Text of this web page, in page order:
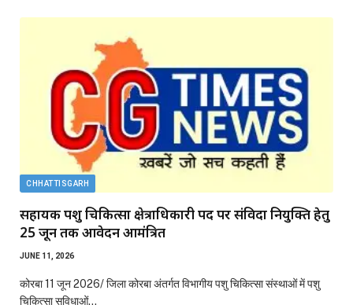
CHHATTISGARH
सहायक पशु चिकित्सा क्षेत्राधिकारी पद पर संविदा नियुक्ति हेतु
25 जून तक आवेदन आमंत्रित
JUNE 11, 2026
कोरबा 11 जून 2026/ जिला कोरबा अंतर्गत विभागीय पशु चिकित्सा संस्थाओं में पशु
चिकित्सा सुविधाओं…